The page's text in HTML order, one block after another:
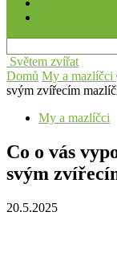
Světem zvířat
Domů My a mazlíčci
svým zvířecím
My a mazlíčci
Co o vás
svým
20.5.2025